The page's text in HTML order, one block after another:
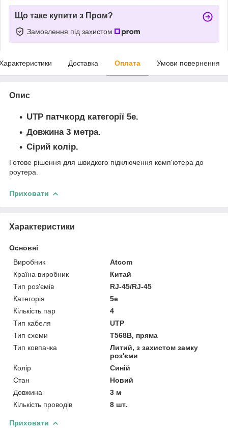
Що таке купити з Пром?
Замовлення під захистом
Доставка Оплата Умови повернення
Опис
UTP патчкорд категорії 5е.
Довжина 3 метра.
Сірий колір.
Готове рішення для швидкого підключення комп'ютера до
роутера.
Приховати
Характеристики
Основні
Виробник
Atcom
Країна виробник
Китай
Тип роз'ємів
RJ-45/RJ-45
Категорія
5e
Кількість пар
4
Тип кабеля
UTP
Тип схеми
Т568В, пряма
Тип ковпачка
Литий, з захистом замку
роз'єми
Колір
Синій
Стан
Новий
Довжина
3 м
Кількість проводів
8 шт.
Приховати